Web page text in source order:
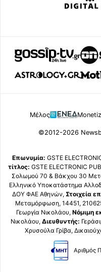
Μέλος
©2012-2026
Επωνυμία: GSTE
τίτλος: GSTE ELECTRONIC
Σολωμού 70 & Βάκχου 30
Ελληνικό Υποκατάστημα
ΔΟΥ ΦΑΕ Αθηνών, Στοιχεία
Μεταμόρφωση, 14451,
Γεωργία Νικολάου, Νόμιμη
Νικολάου, Διευθυντής:
Χρυσούλα Γρίβα,
Αριθμός